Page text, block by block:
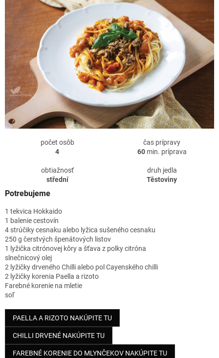
počet osôb
4
čas prípravy
60min. príprava
obtiažnosť
střední
druh jedla
Těstoviny
Potrebujeme
1 tekvica Hokkaido
1 balenie cestovín
4 strúčiky cesnaku alebo lyžica sušeného cesnaku
250 g čerstvých špenátových listov
1 lyžička citrónovej kôry a šťava z polky citróna
slnečnicový olej
2 lyžičky drveného Chilli alebo pol Cayenského chilli
2 lyžičky korenia Paella a rizoto
Farebné korenie na mletie
soľ
PAELLA A RIZOTO NAKÚPITE TU
CHILLI DRVENÉ NAKÚPITE TU
FAREBNÉ KORENIE DO MLYNČEKOV NAKÚPITE TU